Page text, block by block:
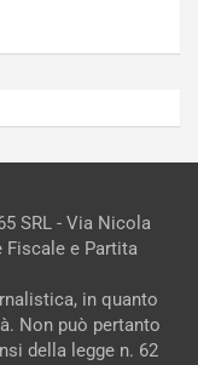
SRL - Via Nicola
Fiscale e Partita
in quanto
Non può pertanto
della legge n. 62